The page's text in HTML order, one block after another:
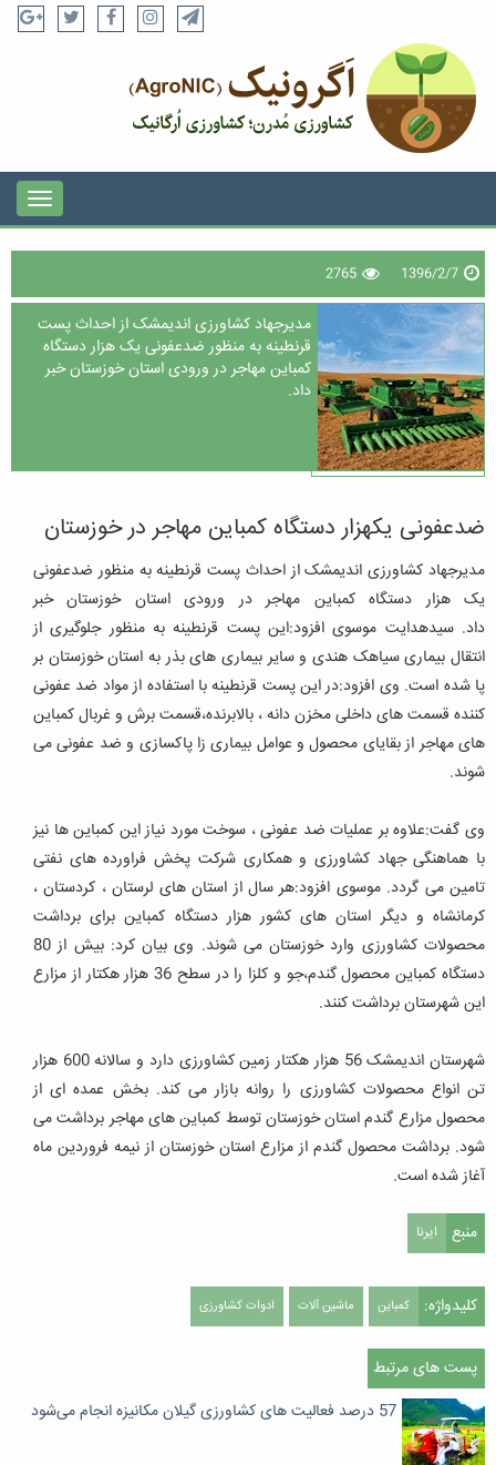
1396/2/7
2765
مدیرجهاد کشاورزی اندیمشک از احداث پست
قرنطینه به منظور ضدعفونی یک هزار دستگاه
کمباین مهاجر در ورودی استان خوزستان خبر
داد.
ضدعفونی یکهزار دستگاه کمباین مهاجر در خوزستان
مدیرجهاد کشاورزی اندیمشک از احداث پست قرنطینه به منظور ضدعفونی
یک هزار دستگاه کمباین مهاجر در ورودی استان خوزستان خبر
داد. سیدهدایت موسوی افزود:این پست قرنطینه به منظور جلوگیری از
انتقال بیماری سیاهک هندی و سایر بیماری های بذر به استان خوزستان بر
پا شده است. وی افزود:در این پست قرنطینه با استفاده از مواد ضد عفونی
کننده قسمت های داخلی مخزن دانه ، بالابرنده،قسمت برش و غربال کمباین
های مهاجر از بقایای محصول و عوامل بیماری زا پاکسازی و ضد عفونی می
شوند.
وی گفت:علاوه بر عملیات ضد عفونی ، سوخت مورد نیاز این کمباین ها نیز
با هماهنگی جهاد کشاورزی و همکاری شرکت پخش فراورده های نفتی
تامین می گردد. موسوی افزود:هر سال از استان های لرستان ، کردستان ،
کرمانشاه و دیگر استان های کشور هزار دستگاه کمباین برای برداشت
محصولات کشاورزی وارد خوزستان می شوند.
وی بیان کرد: بیش از 80
دستگاه کمباین محصول گندم،جو و کلزا را در سطح 36 هزار هکتار از مزارع
این شهرستان برداشت کنند.
شهرستان اندیمشک 56 هزار هکتار زمین کشاورزی دارد و سالانه 600 هزار
تن انواع محصولات کشاورزی را روانه بازار می کند. بخش عمده ای از
محصول مزارع گندم استان خوزستان توسط کمباین های مهاجر برداشت می
شود. برداشت محصول گندم از مزارع استان خوزستان از نیمه فروردین ماه
آغاز شده است.
منبع ایرنا
کلیدواژه: کمباین ماشین آلات ادوات کشاورزی
پست های مرتبط
57 درصد فعالیت های کشاورزی گیلان مکانیزه انجام می‌شود